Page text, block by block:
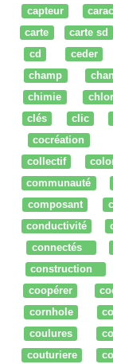
capteur
carte
carte sd
cd
ceder
champ
chimie
clés
clic
cocréation
collectif
communauté
composant
conductivité
connectés
construction
coopérer
cornhole
coulures
couturiere